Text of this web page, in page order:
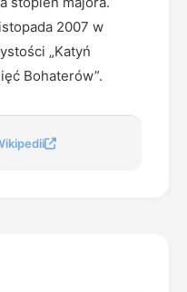
2007 w
„Katyń
Bohaterów”.